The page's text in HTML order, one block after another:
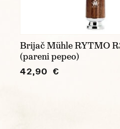
Brijač Mühle RYTMO
(pareni pepeo)
42,90 €